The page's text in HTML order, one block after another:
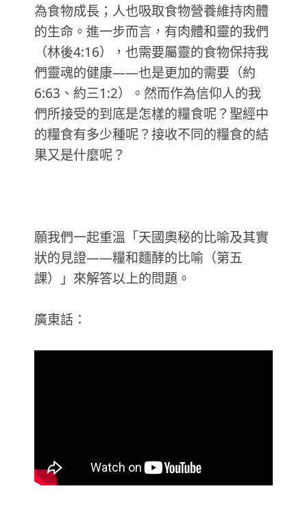
為食物成長；人也吸取食物營養維持肉體
的生命。進一步而言，有肉體和靈的我們
（林後4:16），也需要屬靈的食物保持我
們靈魂的健康——也是更加的需要（約
6:63、約三1:2）。然而作為信仰人的我
們所接受的到底是怎樣的糧食呢？聖經中
的糧食有多少種呢？接收不同的糧食的結
果又是什麼呢？
願我們一起重溫「天國奧秘的比喻及其實
狀的見證——糧和麵酵的比喻（第五
課）」來解答以上的問題。
廣東話：